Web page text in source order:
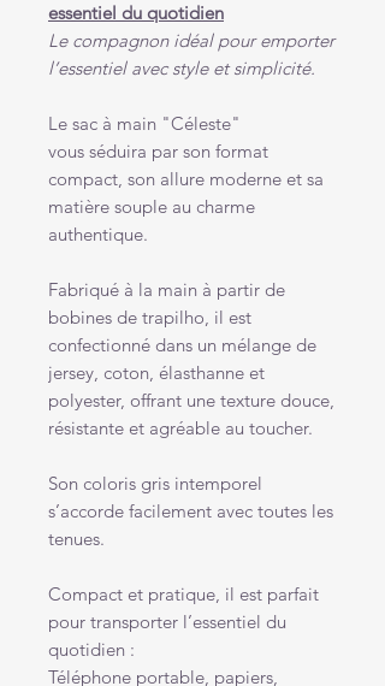
essentiel du quotidien
Le compagnon idéal pour emporter
l’essentiel avec style et simplicité.
Le sac à main "Céleste"
vous séduira par son format
compact, son allure moderne et sa
matière souple au charme
authentique.
Fabriqué à la main à partir de
bobines de trapilho, il est
confectionné dans un mélange de
jersey, coton, élasthanne et
polyester, offrant une texture douce,
résistante et agréable au toucher.
Son coloris gris intemporel
s’accorde facilement avec toutes les
tenues.
Compact et pratique, il est parfait
pour transporter l’essentiel du
quotidien :
Téléphone portable, papiers,